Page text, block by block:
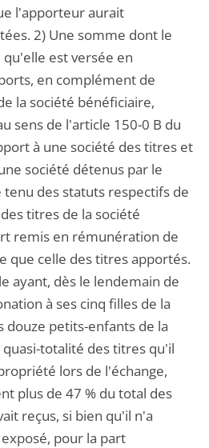
l'apporteur aurait
2) Une somme dont le
est versée en
en complément de
la société bénéficiaire,
sens de l'article 150-0 B du
à une société des titres et
société détenus par le
des statuts respectifs de
titres de la société
remis en rémunération de
que celle des titres apportés.
ayant, dès le lendemain de
à ses cinq filles de la
douze petits-enfants de la
totalité des titres qu'il
lors de l'échange,
plus de 47 % du total des
reçus, si bien qu'il n'a
pour la part